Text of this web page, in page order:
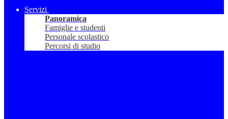
Servizi
Panoramica
Famiglie e studenti
Personale scolastico
Percorsi di studio